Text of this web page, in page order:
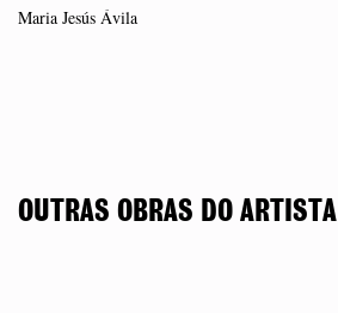
Maria Jesús Ávila
OUTRAS OBRAS DO ARTISTA